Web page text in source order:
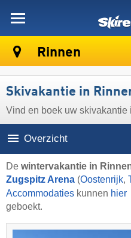
Rinnen
Skivakantie in
Vind en boek uw skivakantie
Overzicht
De wintervakantie in
Zugspitz Arena (Oostenrijk,
Accommodaties kunnen hier
geboekt.